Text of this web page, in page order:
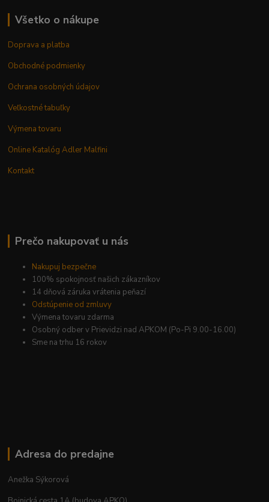
Všetko o nákupe
Doprava a platba
Obchodné podmienky
Ochrana osobných údajov
Veľkostné tabuľky
Výmena tovaru
Online Katalóg Adler Malfini
Kontakt
Prečo nakupovať u nás
Nakupuj bezpečne
100% spokojnosť našich zákazníkov
14 dňová záruka vrátenia peňazí
Odstúpenie od zmluvy
Výmena tovaru zdarma
Osobný odber v Prievidzi nad APKOM (Po-Pi 9.00-16.00)
Sme na trhu 16 rokov
Adresa do predajne
Anežka Sýkorová